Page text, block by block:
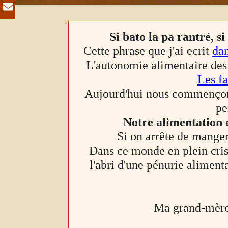
Si bato la pa rantré,
Cette phrase que j'ai ecrit
L'autonomie alimentaire
Les
Aujourd'hui nous
Notre alimentation
Si on arrête de
Dans ce monde en plein
l'abri d'une pénurie
Ma grand-